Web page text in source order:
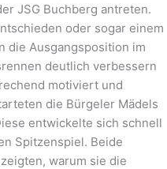
JSG Buchberg antreten.
oder sogar einem
die Ausgangsposition im
deutlich verbessern
motiviert und
die Bürgeler Mädels
entwickelte sich schnell
Spitzenspiel. Beide
warum sie die